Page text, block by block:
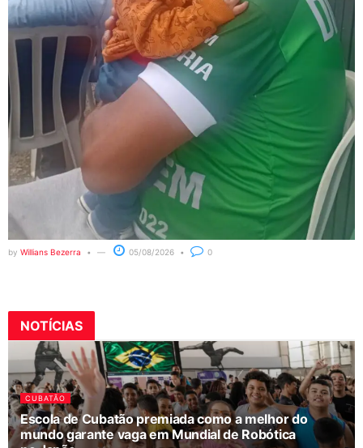
by Willians Bezerra 05/08/2026 0
NOTÍCIAS
CUBATÃO
Escola de Cubatão premiada como a melhor do
mundo garante vaga em Mundial de Robótica